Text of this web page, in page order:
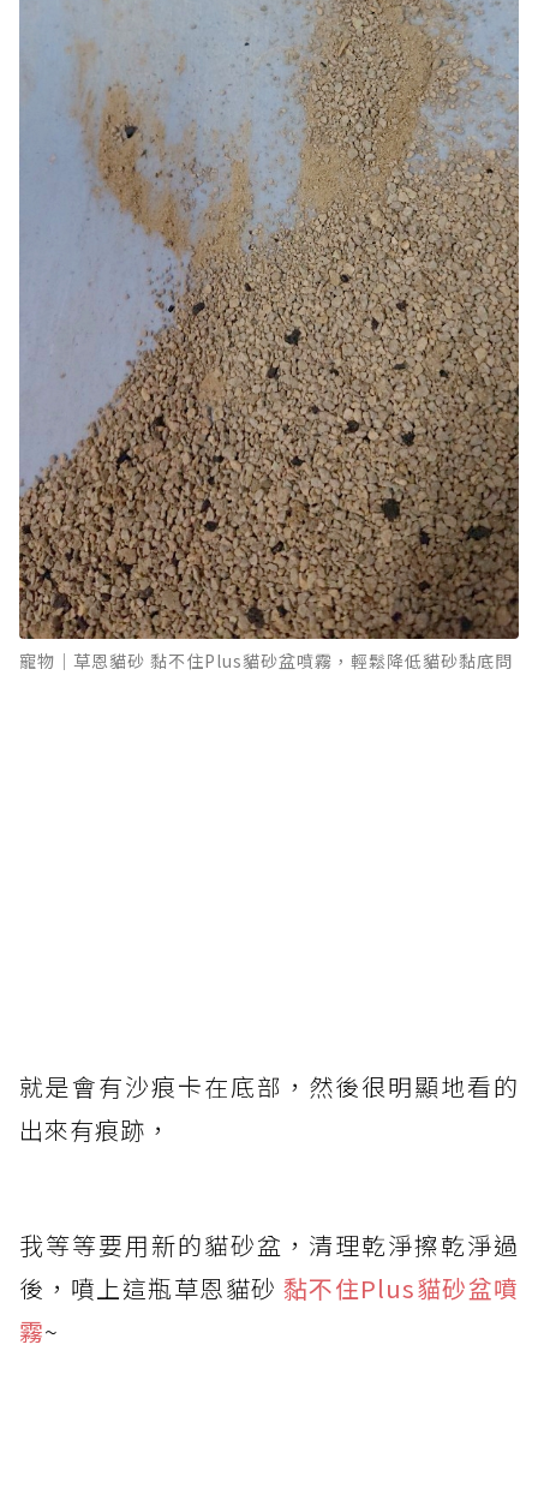
寵物｜草恩貓砂 黏不住Plus貓砂盆噴霧，輕鬆降低貓砂黏底問
就是會有沙痕卡在底部，然後很明顯地看的
出來有痕跡，
我等等要用新的貓砂盆，清理乾淨擦乾淨過
後，噴上這瓶草恩貓砂 黏不住Plus貓砂盆噴
霧~